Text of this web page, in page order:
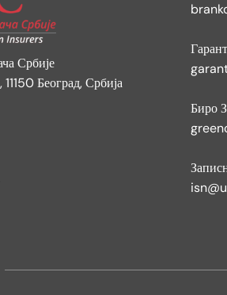
Србије
Београд, Србија
Биро